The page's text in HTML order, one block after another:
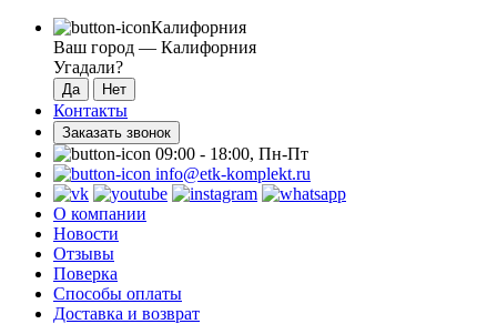
Калифорния
Ваш город — Калифорния
Угадали?
Контакты
Заказать звонок
09:00 - 18:00, Пн-Пт
info@etk-komplekt.ru
О компании
Новости
Отзывы
Поверка
Способы оплаты
Доставка и возврат